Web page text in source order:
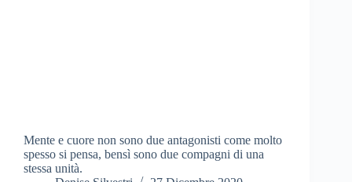
Mente e cuore non sono due antagonisti come molto
spesso si pensa, bensì sono due compagni di una
stessa unità.